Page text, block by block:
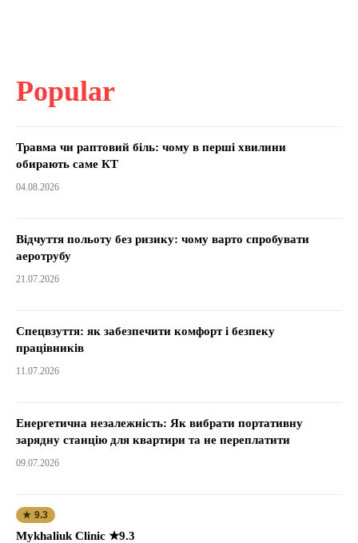
Popular
Травма чи раптовий біль: чому в перші хвилини
обирають саме КТ
04.08.2026
Відчуття польоту без ризику: чому варто спробувати
аеротрубу
21.07.2026
Спецвзуття: як забезпечити комфорт і безпеку
працівників
11.07.2026
Енергетична незалежність: Як вибрати портативну
зарядну станцію для квартири та не переплатити
09.07.2026
★ 9.3
Mykhaliuk Clinic ★9.3